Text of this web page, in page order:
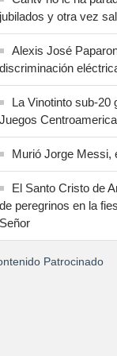
jubilados y otra vez
Alexis José
discriminación
La Vinotinto sub-20
Juegos
Murió Jorge Messi,
El Santo Cristo de
de peregrinos en la
Señor
Patrocinado